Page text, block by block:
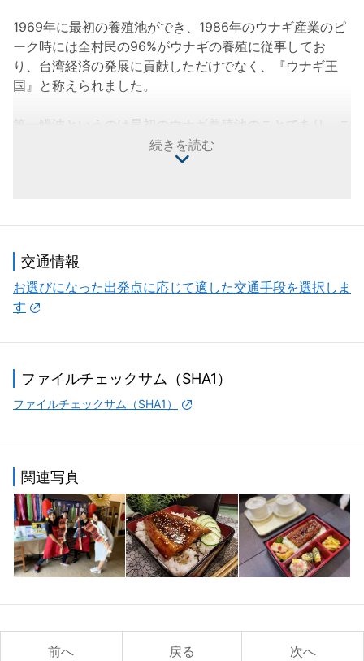
1969年に最初の養殖池ができ、1986年のウナギ産業のピ
ーク時には全村民の96%がウナギの養殖に従事してお
り、台湾経済の発展に貢献しただけでなく、『ウナギ王
国』と称えられました。
第一鰻波というのは最初のウナギ養殖池のことであり、こ
の業界の栄枯盛衰を見てきており、地元の人たちの不撓不
屈の精神のシンボルでもあります。
学校で機械設計を学んだ厳竹英さんは、第一鰻波の陳錦謀
しました。ぬるぬるしたウナギを見ても、恐くてつかめ
ず、一度は出ていこうと思いましたが、最後は開き直りま
した。
ご主人と養殖の研究に取り組み、ウナギ料理をプロモート
なってSGS試験に合格し、さらに善玉菌による水質改善で
水資源のムダを省き、土地の改善にも貢献しており、ここ
は台湾産のウナギはなかなかの好評であり、ウナギはビタ
ミンA、E、EPA、DHAを含み、カルシウム、亜鉛、コラ
ーゲンも豊かで、「食べる化粧品」とも呼ばれ、日本人の
長寿の秘訣の一つでもあります。
自分の養殖場からよく肥えたウナギを精選し、『第一鰻波
ウナギの養殖プロセス、ウナギの種類、ウナギの恋愛史、
ウナギ三遷の故事、おいしいウナギ料理といった情報を提
続きを読む
交通情報
お選びになった出発点に応じて適した交通手段を選択しま
す
ファイルチェックサム（SHA1）
ファイルチェックサム（SHA1）
関連写真
前へ 戻る 次へ